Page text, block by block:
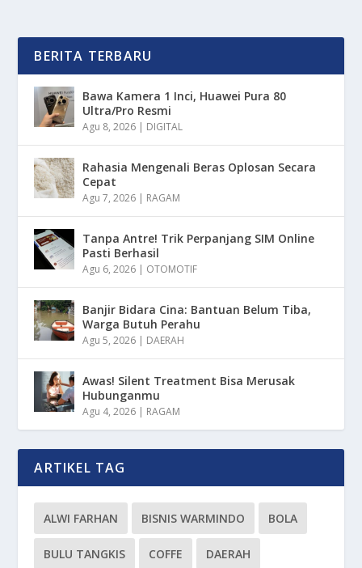
BERITA TERBARU
Bawa Kamera 1 Inci, Huawei Pura 80
Ultra/Pro Resmi
Agu 8, 2026 | DIGITAL
Rahasia Mengenali Beras Oplosan Secara
Cepat
Agu 7, 2026 | RAGAM
Tanpa Antre! Trik Perpanjang SIM Online
Pasti Berhasil
Agu 6, 2026 | OTOMOTIF
Banjir Bidara Cina: Bantuan Belum Tiba,
Warga Butuh Perahu
Agu 5, 2026 | DAERAH
Awas! Silent Treatment Bisa Merusak
Hubunganmu
Agu 4, 2026 | RAGAM
ARTIKEL TAG
ALWI FARHAN BISNIS WARMINDO BOLA
BULU TANGKIS COFFE DAERAH